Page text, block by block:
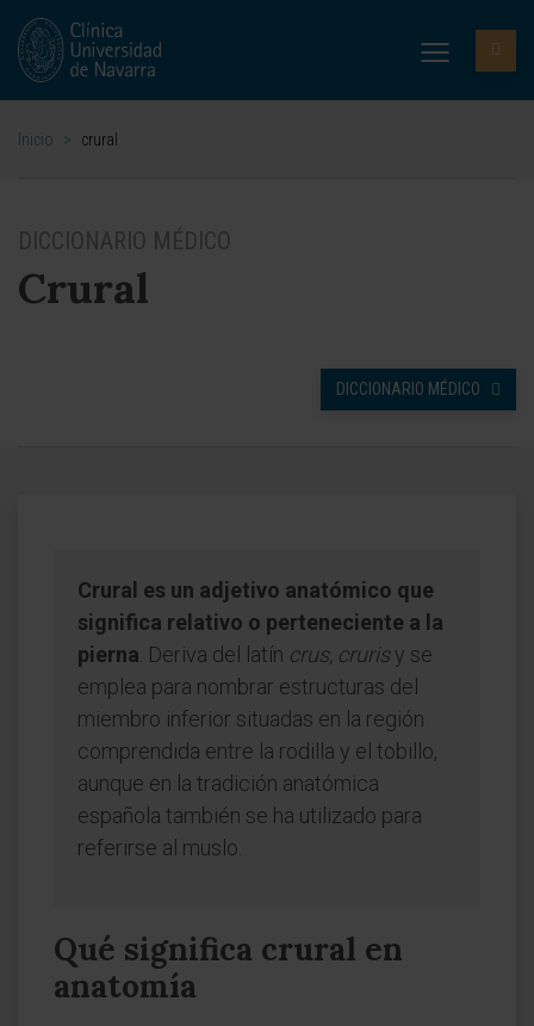
Inicio > crural
DICCIONARIO MÉDICO
Crural
DICCIONARIO MÉDICO
Crural es un adjetivo anatómico que
significa relativo o perteneciente a la
pierna . Deriva del latín crus, crurisy se
emplea para nombrar estructuras del
miembro inferior situadas en la región
comprendida entre la rodilla y el tobillo,
aunque en la tradición anatómica
española también se ha utilizado para
referirse al muslo.
Qué significa crural en
anatomía